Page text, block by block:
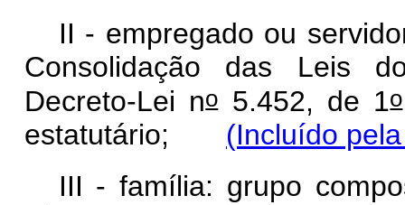
II - empregado ou
Consolidação das Leis
Decreto-Lei no5.452, de 1o
estatutário; (Incluído
III - família: grupo